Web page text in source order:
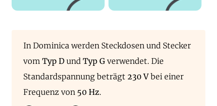
In Dominica werden Steckdosen und Stecker
vom Typ D und Typ G verwendet. Die
Standardspannung beträgt 230 V bei einer
Frequenz von 50 Hz.